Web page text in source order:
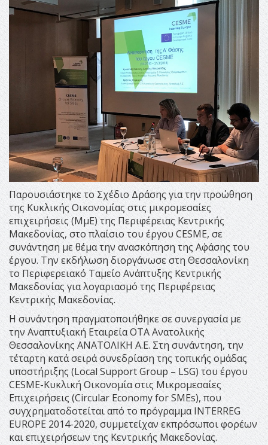
Παρουσιάστηκε το Σχέδιο Δράσης για την προώθηση
της Κυκλικής Οικονομίας στις μικρομεσαίες
επιχειρήσεις (ΜμΕ) της Περιφέρειας Κεντρικής
Μακεδονίας, στο πλαίσιο του έργου CESME, σε
συνάντηση με θέμα την ανασκόπηση της Α΄φάσης του
έργου. Την εκδήλωση διοργάνωσε στη Θεσσαλονίκη
το Περιφερειακό Ταμείο Ανάπτυξης Κεντρικής
Μακεδονίας για λογαριασμό της Περιφέρειας
Κεντρικής Μακεδονίας.
Η συνάντηση πραγματοποιήθηκε σε συνεργασία με
την Αναπτυξιακή Εταιρεία ΟΤΑ Ανατολικής
Θεσσαλονίκης ΑΝΑΤΟΛΙΚΗ Α.Ε. Στη συνάντηση, την
τέταρτη κατά σειρά συνεδρίαση της τοπικής ομάδας
υποστήριξης (Local Support Group – LSG) του έργου
CESME-Κυκλική Οικονομία στις Μικρομεσαίες
Επιχειρήσεις (Circular Economy for SMEs), που
συγχρηματοδοτείται από το πρόγραμμα INTERREG
EUROPE 2014-2020, συμμετείχαν εκπρόσωποι φορέων
και επιχειρήσεων της Κεντρικής Μακεδονίας.